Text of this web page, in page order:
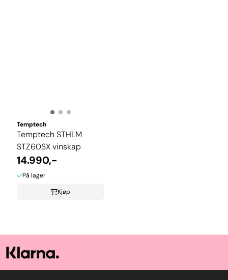
Temptech
Temptech STHLM
STZ60SX vinskap
14.990,-
På lager
Kjøp